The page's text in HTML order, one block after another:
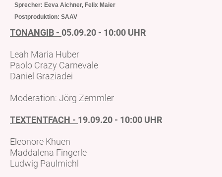
Sprecher: Eeva Aichner, Felix Maier
Postproduktion: SAAV
TONANGIB - 05.09.20 - 10:00 UHR
Leah Maria Huber
Paolo Crazy Carnevale
Daniel Graziadei
Moderation: Jörg Zemmler
TEXTENTFACH - 19.09.20 - 10:00 UHR
Eleonore Khuen
Maddalena Fingerle
Ludwig Paulmichl